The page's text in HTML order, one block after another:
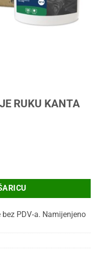
RUKU KANTA
W14 1/1 količina
PDV‑a. Namijenjeno